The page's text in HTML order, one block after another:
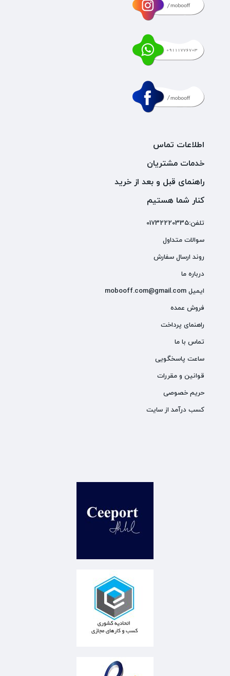
اطلاعات تماس
خدمات مشتریان
راهنمای قبل و بعد از خرید
کنار شما هستیم
تلفن:01732220335
سوالات متداول
روند ارسال سفارش
درباره ما
ایمیل mobooff.com@gmail.com
فروش عمده
راهنمای پرداخت
تماس با ما
ساعت پاسخگویی
قوانین و مقررات
حریم خصوصی
کسب درآمد از سایت